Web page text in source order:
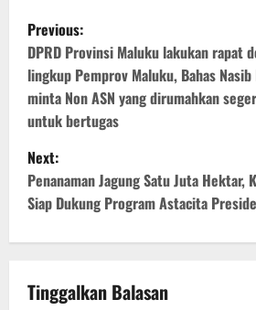
P
o
s
t
n
a
v
i
Previous:
DPRD Provinsi Maluku lakukan rapat
lingkup Pemprov Maluku, Bahas
minta Non ASN yang dirumahkan
untuk bertugas
Next:
Penanaman Jagung Satu Juta Hektar,
Siap Dukung Program Astacita
Tinggalkan Balasan